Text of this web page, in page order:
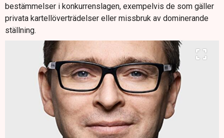
bestämmelser i konkurrenslagen, exempelvis de som gäller
privata kartellöverträdelser eller missbruk av dominerande
ställning.